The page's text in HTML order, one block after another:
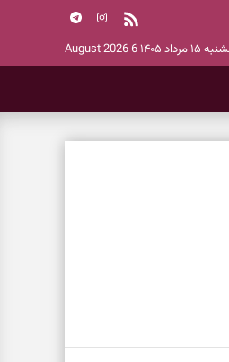
مرداد ۱۴۰۵ 6 August 2026